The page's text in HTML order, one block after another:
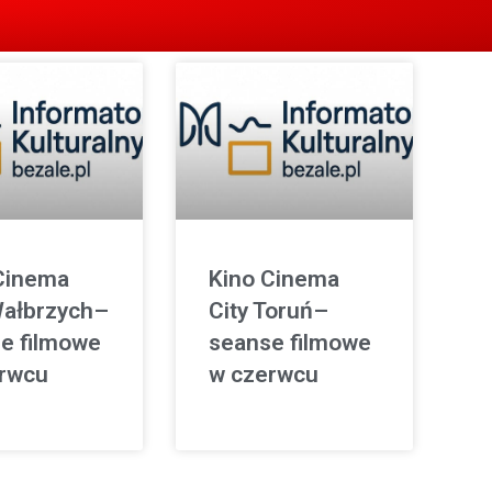
filmowe
Kino Cinema
City Toruń–
seanse filmowe
w czerwcu